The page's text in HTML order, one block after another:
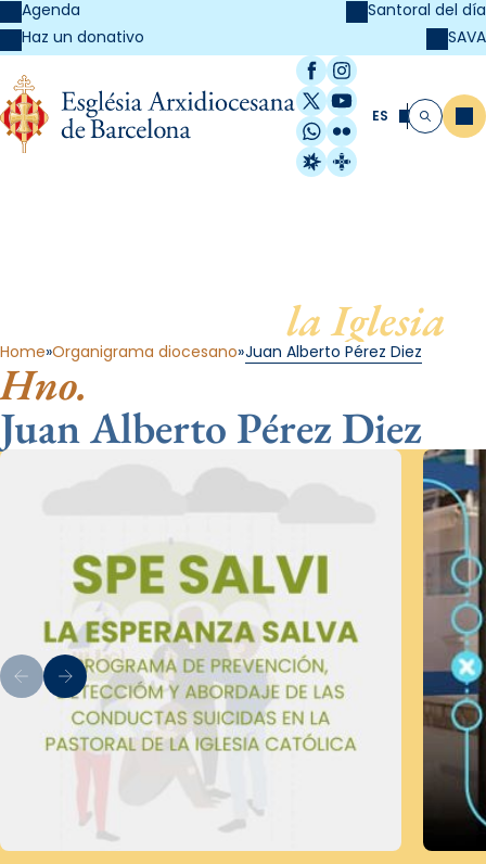
Agenda
Haz un donativo
Santoral del día
SAVA
Facebook
Instagram
X / Twitter
YouTube
WhatsApp
Flickr
Radio Estel
Catalunya
ES Buscar
la Iglesia
Home Organigrama diocesano Juan Alberto Pérez Diez
Hno.
Juan Alberto Pérez Diez